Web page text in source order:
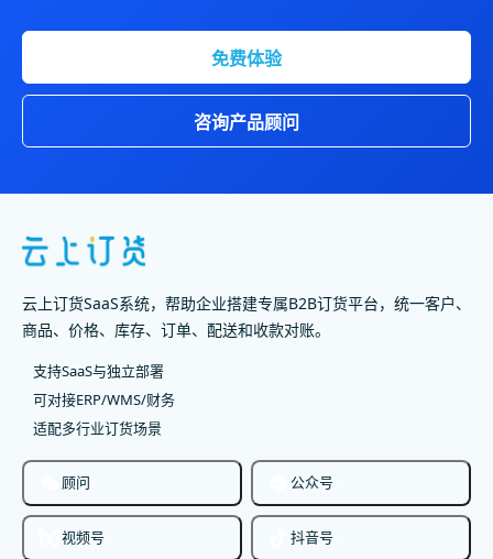
免费体验
咨询产品顾问
云上订货SaaS系统，帮助企业搭建专属B2B订货平台，统一客户、
商品、价格、库存、订单、配送和收款对账。
支持SaaS与独立部署
可对接ERP/WMS/财务
适配多行业订货场景
顾问 公众号
视频号 抖音号